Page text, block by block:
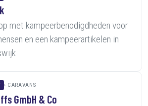
met kampeerbenodigdheden voor
en een kampeerartikelen in
CARAVANS
GmbH & Co